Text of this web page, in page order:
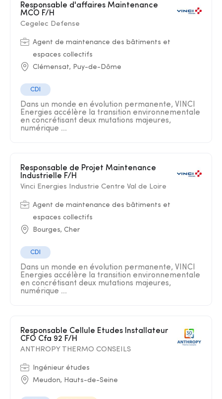
Responsable d'affaires Maintenance
MCO F/H
Cegelec Defense
Agent de maintenance des bâtiments et
espaces collectifs
Clémensat, Puy-de-Dôme
CDI
Dans un monde en évolution permanente, VINCI
Energies accélère la transition environnementale
en concrétisant deux mutations majeures,
numérique ...
Responsable de Projet Maintenance
Industrielle F/H
Vinci Energies Industrie Centre Val de Loire
Agent de maintenance des bâtiments et
espaces collectifs
Bourges, Cher
CDI
Dans un monde en évolution permanente, VINCI
Energies accélère la transition environnementale
en concrétisant deux mutations majeures,
numérique ...
Responsable Cellule Etudes Installateur
CFO Cfa 92 F/H
ANTHROPY THERMO CONSEILS
Ingénieur études
Meudon, Hauts-de-Seine